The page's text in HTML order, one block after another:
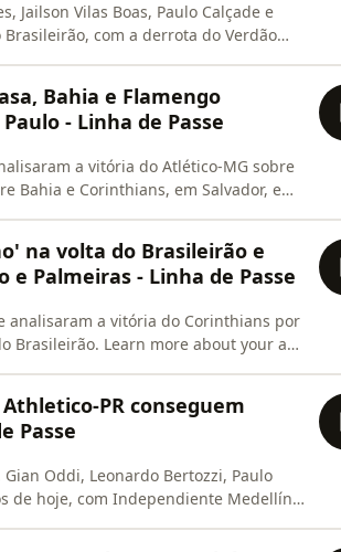
Jailson Vilas Boas, Paulo Calçade e
com a derrota do Verdão
Bahia e Flamengo
- Linha de Passe
a vitória do Atlético-MG sobre
Bahia e Corinthians, em Salvador, e
na volta do Brasileirão e
Palmeiras - Linha de Passe
analisaram a vitória do Corinthians por
Brasileirão. Learn more about your ad
PR conseguem
Passe
Oddi, Leonardo Bertozzi, Paulo
de hoje, com Independiente Medellín